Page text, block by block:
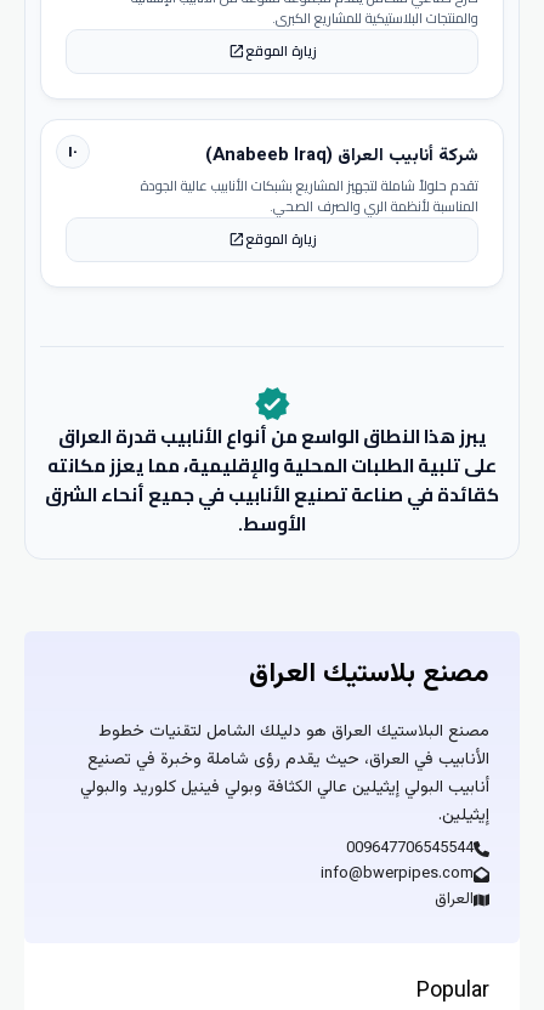
والمنتجات البلاستيكية للمشاريع الكبرى.
زيارة الموقعopen_in_new
١٠ شركة أنابيب العراق (Anabeeb Iraq)
تقدم حلولاً شاملة لتجهيز المشاريع بشبكات الأنابيب عالية الجودة
المناسبة لأنظمة الري والصرف الصحي.
زيارة الموقعopen_in_new
verified
يبرز هذا النطاق الواسع من أنواع الأنابيب قدرة العراق
على تلبية الطلبات المحلية والإقليمية، مما يعزز مكانته
كقائدة في صناعة تصنيع الأنابيب في جميع أنحاء الشرق
الأوسط.
مصنع بلاستيك العراق
مصنع البلاستيك العراق هو دليلك الشامل لتقنيات خطوط
الأنابيب في العراق، حيث يقدم رؤى شاملة وخبرة في تصنيع
أنابيب البولي إيثيلين عالي الكثافة وبولي فينيل كلوريد والبولي
إيثيلين.
009647706545544
info@bwerpipes.com
العراق
Popular